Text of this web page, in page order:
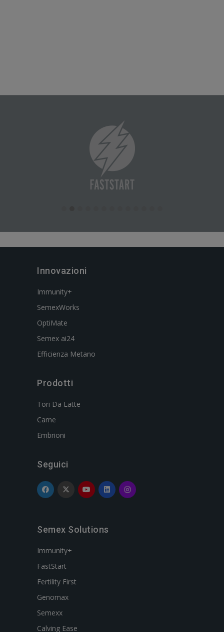
Innovazioni
Immunity+
SemexWorks
OptiMate
Semex ai24
Efficienza Metano
Prodotti
Tori Da Latte
Carne
Embrioni
Seguici
Semex Solutions
Immunity+
FastStart
Fertility First
Genomax
Semexx
Calving Ease